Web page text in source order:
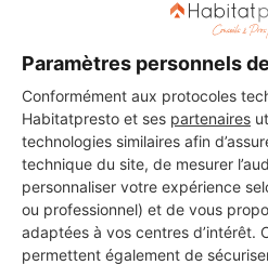
Paramètres personnels
Conformément aux protocoles
Habitatpresto et ses partenaires
technologies similaires afin
technique du site, de mesurer
personnaliser votre expérience
ou professionnel) et de vous
adaptées à vos centres d’intérêt.
permettent également de
PAS LE
Vous souhaitez réaliser des travaux
choisir ? Demandez des devis travaux
professionnels